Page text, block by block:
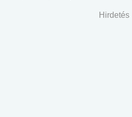
Hirdetés